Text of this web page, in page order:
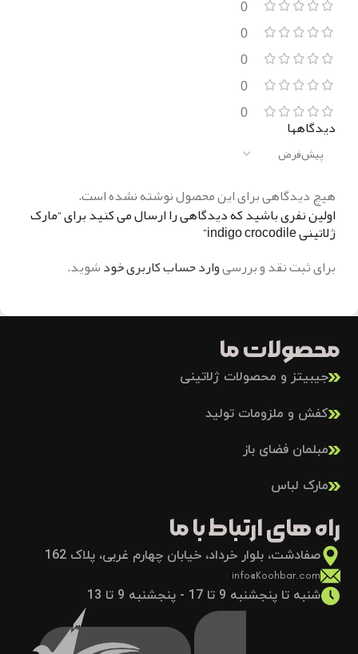
0
0
0
0
0
دیدگاهها
هیچ دیدگاهی برای این محصول نوشته نشده است.
اولین نفری باشید که دیدگاهی را ارسال می کنید برای “مارک
ژلاتینی indigo crocodile”
برای ثبت نقد و بررسیوارد حساب کاربری خودشوید.
محصولات ما
جیبیتز و محصولات ژلاتینی
کفش و ملزومات تولید
مبلمان فضای باز
مارک لباس
راه های ارتباط با ما
صفادشت، بلوار خرداد، خیابان چهارم غربی، پلاک 162
info@Koohbar.com
شنبه تا پنجشنبه 9 تا 17 - پنجشنبه 9 تا 13